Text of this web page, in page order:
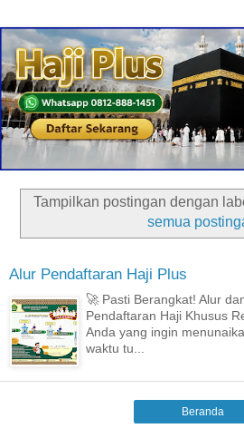
Tampilkan postingan dengan
semua
Alur Pendaftaran Haji Plus
🚀 Pasti Berangkat! Alur
Pendaftaran Haji Khusus
Anda yang ingin
waktu tu...
Beranda